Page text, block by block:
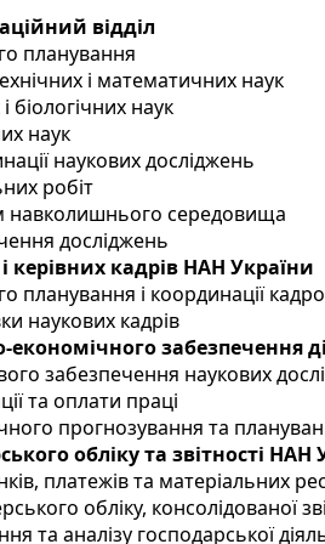
відділ
планування
і математичних наук
біологічних наук
наук
наукових досліджень
робіт
навколишнього середовища
досліджень
керівних кадрів НАН України
планування і координації
наукових кадрів
економічного забезпечення
забезпечення наукових
та оплати праці
прогнозування та
обліку та звітності НАН
платежів та матеріальних
обліку, консолідованої
та аналізу господарської